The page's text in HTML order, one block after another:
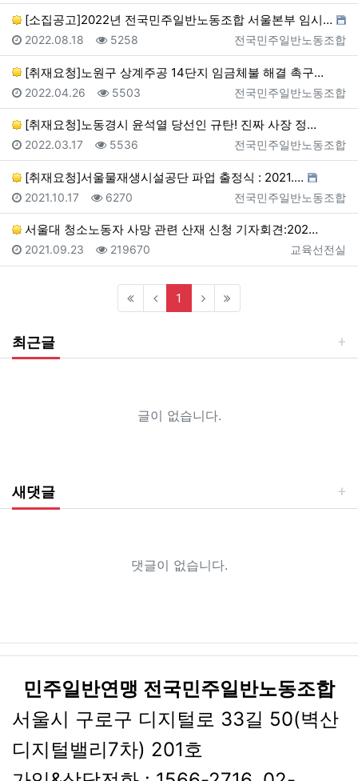
[소집공고]2022년 전국민주일반노동조합 서울본부 임시…
등록자
전국민주일반노동조합
등록일
2022.08.18 조회
5258
[취재요청]노원구 상계주공 14단지 임금체불 해결 촉구…
등록자
전국민주일반노동조합
등록일
2022.04.26 조회
5503
[취재요청]노동경시 윤석열 당선인 규탄! 진짜 사장 정…
등록자
전국민주일반노동조합
등록일
2022.03.17 조회
5536
[취재요청]서울물재생시설공단 파업 출정식 : 2021.…
등록자
전국민주일반노동조합
등록일
2021.10.17 조회
6270
서울대 청소노동자 사망 관련 산재 신청 기자회견:202…
등록자
교육선전실
등록일
2021.09.23 조회
219670
1 (current)
최근글
글이 없습니다.
새댓글
댓글이 없습니다.
민주일반연맹 전국민주일반노동조합
서울시 구로구 디지털로 33길 50(벽산
디지털밸리7차) 201호